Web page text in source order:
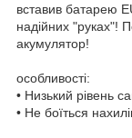
вставив батарею
надійних "руках"!
акумулятор!
особливості:
• Низький рівень
• Не боїться